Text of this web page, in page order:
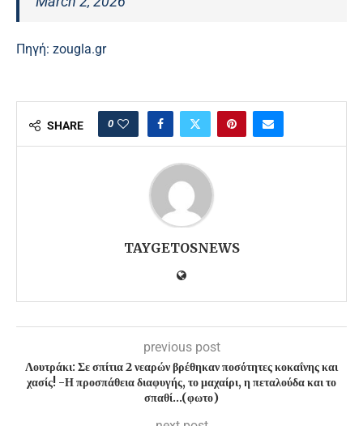
Πηγή: zougla.gr
SHARE 0
TAYGETOSNEWS
previous post
Λουτράκι: Σε σπίτια 2 νεαρών βρέθηκαν ποσότητες κοκαΐνης και
χασίς! -Η προσπάθεια διαφυγής, το μαχαίρι, η πεταλούδα και το
σπαθί…(φωτο)